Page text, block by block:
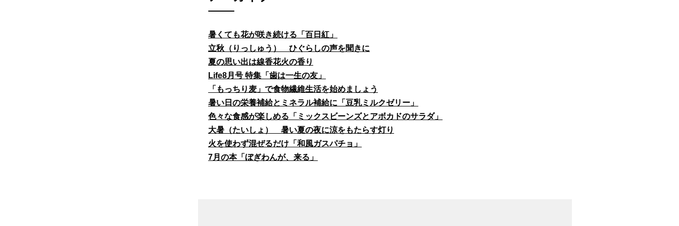
暑くても花が咲き続ける「百日紅」
立秋（りっしゅう） ひぐらしの声を聞きに
夏の思い出は線香花火の香り
Life8月号 特集「歯は一生の友」
「もっちり麦」で食物繊維生活を始めましょう
暑い日の栄養補給とミネラル補給に「豆乳ミルクゼリー」
色々な食感が楽しめる「ミックスビーンズとアボカドのサラダ」
大暑（たいしょ） 暑い夏の夜に涼をもたらす灯り
火を使わず混ぜるだけ「和風ガスパチョ」
7月の本「ぼぎわんが、来る」